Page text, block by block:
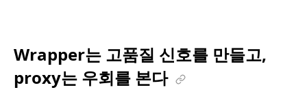
Wrapper는 고품질 신호를 만들고,
proxy는 우회를 본다